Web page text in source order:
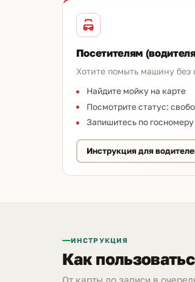
Посетителям
Хотите помыть машину без
Найдите мойку на карте
Посмотрите статус:
Запишитесь по госномеру
Инструкция для
ИНСТРУКЦИЯ
Как
От карты до записи в